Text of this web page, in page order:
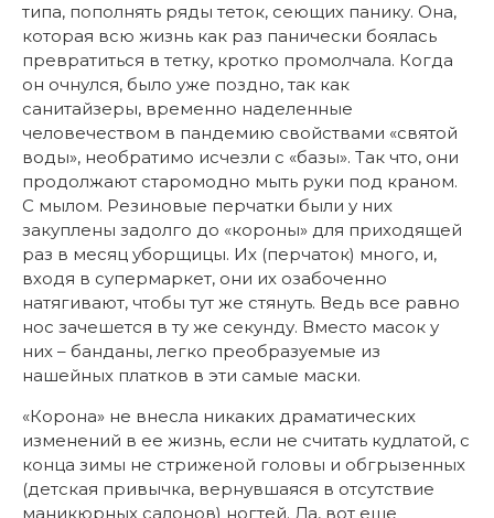
типа, пополнять ряды теток, сеющих панику. Она,
которая всю жизнь как раз панически боялась
превратиться в тетку, кротко промолчала. Когда
он очнулся, было уже поздно, так как
санитайзеры, временно наделенные
человечеством в пандемию свойствами «святой
воды», необратимо исчезли с «базы». Так что, они
продолжают старомодно мыть руки под краном.
С мылом. Резиновые перчатки были у них
закуплены задолго до «короны» для приходящей
раз в месяц уборщицы. Их (перчаток) много, и,
входя в супермаркет, они их озабоченно
натягивают, чтобы тут же стянуть. Ведь все равно
нос зачешется в ту же секунду. Вместо масок у
них – банданы, легко преобразуемые из
нашейных платков в эти самые маски.
«Корона» не внесла никаких драматических
изменений в ее жизнь, если не считать кудлатой, с
конца зимы не стриженой головы и обгрызенных
(детская привычка, вернувшаяся в отсутствие
маникюрных салонов) ногтей. Да, вот еще